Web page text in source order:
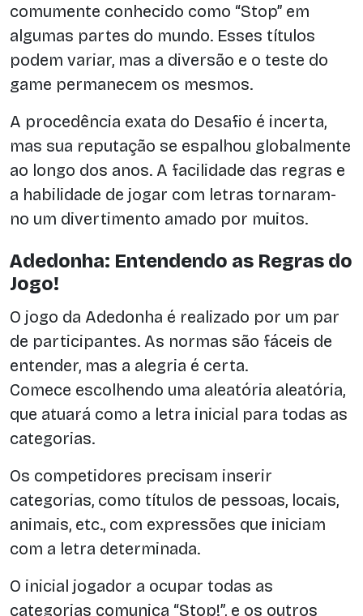
comumente conhecido como “Stop” em
algumas partes do mundo. Esses títulos
podem variar, mas a diversão e o teste do
game permanecem os mesmos.
A procedência exata do Desafio é incerta,
mas sua reputação se espalhou globalmente
ao longo dos anos. A facilidade das regras e
a habilidade de jogar com letras tornaram-
no um divertimento amado por muitos.
Adedonha: Entendendo as Regras do
Jogo!
O jogo da Adedonha é realizado por um par
de participantes. As normas são fáceis de
entender, mas a alegria é certa.
Comece escolhendo uma aleatória aleatória,
que atuará como a letra inicial para todas as
categorias.
Os competidores precisam inserir
categorias, como títulos de pessoas, locais,
animais, etc., com expressões que iniciam
com a letra determinada.
O inicial jogador a ocupar todas as
categorias comunica “Stop!”, e os outros